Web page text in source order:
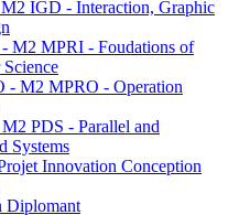
IGD - Interaction, Graphic
M2 MPRI - Foudations of
- M2 MPRO - Operation
PDS - Parallel and
Systems
Innovation Conception
Diplomant